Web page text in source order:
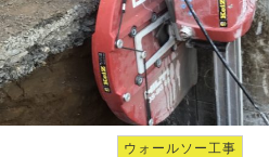
ウォールソー工事